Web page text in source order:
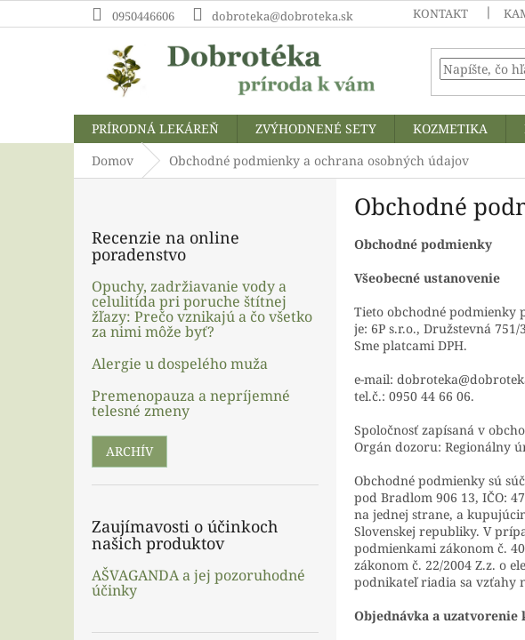
na
0950446606 dobroteka@dobroteka.sk KONTAKT
PRÍRODNÁ LEKÁREŇ ZVÝHODNENÉ SETY KOZMETIKA
Domov
Obchodné podmienky a ochrana osobných údajov
Recenzie na online
poradenstvo
Opuchy, zadržiavanie vody a
celulitída pri poruche štítnej
žľazy: Prečo vznikajú a čo všetko
za nimi môže byť?
Alergie u dospelého muža
Premenopauza a nepríjemné
telesné zmeny
ARCHÍV
Zaujímavosti o účinkoch
našich produktov
AŠVAGANDA a jej pozoruhodné
účinky
Obchodné
Obchodné podmienky
Všeobecné ustanovenie
Tieto obchodné podmienky
je: 6P s.r.o., Družstevná
Sme platcami DPH.
e-mail:
tel.č.: 0950 44 66 06.
Spoločnosť zapísaná v
Orgán dozoru: Regionálny
Obchodné podmienky sú
pod Bradlom 906 13, IČO:
na jednej strane, a
Slovenskej republiky. V
podmienkami zákonom č.
zákonom č. 22/2004 Z.z. o
podnikateľ riadia sa vzťahy
Objednávka a uzatvorenie